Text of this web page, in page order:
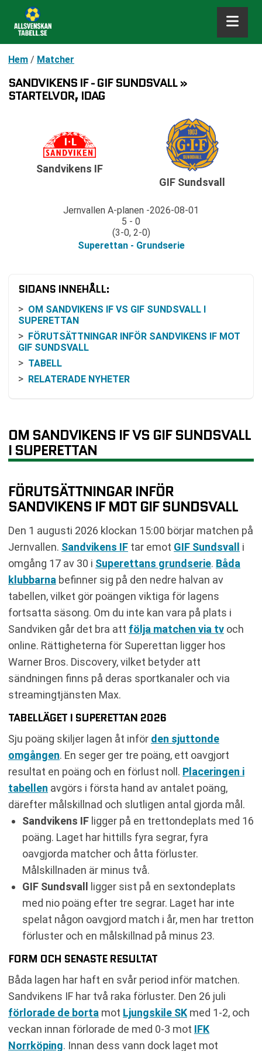
Hem / Matcher
SANDVIKENS IF - GIF SUNDSVALL »
STARTELVOR, IDAG
Sandvikens IF
Jernvallen A-planen 2026-08-01
5 - 0
(3-0, 2-0)
Superettan - Grundserie
GIF Sundsvall
SIDANS INNEHÅLL:
OM SANDVIKENS IF VS GIF SUNDSVALL I
SUPERETTAN
FÖRUTSÄTTNINGAR INFÖR SANDVIKENS IF MOT
GIF SUNDSVALL
TABELL
RELATERADE NYHETER
OM SANDVIKENS IF VS GIF SUNDSVALL
I SUPERETTAN
FÖRUTSÄTTNINGAR INFÖR
SANDVIKENS IF MOT GIF SUNDSVALL
Den 1 augusti 2026 klockan 15:00 börjar matchen på
Jernvallen. Sandvikens IF tar emot GIF Sundsvall i
omgång 17 av 30 i Superettans grundserie. Båda
klubbarna befinner sig på den nedre halvan av
tabellen, vilket gör poängen viktiga för lagens
fortsatta säsong. Om du inte kan vara på plats i
Sandviken går det bra att följa matchen via tv och
online. Rättigheterna för Superettan ligger hos
Warner Bros. Discovery, vilket betyder att
sändningen finns på deras sportkanaler och via
streamingtjänsten Max.
TABELLÄGET I SUPERETTAN 2026
Sju poäng skiljer lagen åt inför den sjuttonde
omgången. En seger ger tre poäng, ett oavgjort
resultat en poäng och en förlust noll. Placeringen i
tabellen avgörs i första hand av antalet poäng,
därefter målskillnad och slutligen antal gjorda mål.
Sandvikens IF ligger på en trettondeplats med 16
poäng. Laget har hittills fyra segrar, fyra
oavgjorda matcher och åtta förluster.
Målskillnaden är minus två.
GIF Sundsvall ligger sist på en sextondeplats
med nio poäng efter tre segrar. Laget har inte
spelat någon oavgjord match i år, men har tretton
förluster och en målskillnad på minus 23.
FORM OCH SENASTE RESULTAT
Båda lagen har haft en svår period inför matchen.
Sandvikens IF har två raka förluster. Den 26 juli
förlorade de borta mot Ljungskile SK med 1-2, och
veckan innan förlorade de med 0-3 mot IFK
Norrköping. Innan dess vann dock laget mot